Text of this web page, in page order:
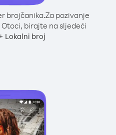
brojčanika.Za pozivanje
Otoci, birajte na sljedeći
Lokalni broj